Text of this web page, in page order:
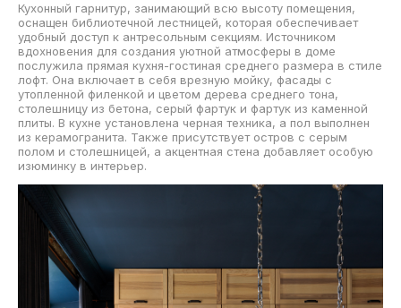
Кухонный гарнитур, занимающий всю высоту помещения,
оснащен библиотечной лестницей, которая обеспечивает
удобный доступ к антресольным секциям. Источником
вдохновения для создания уютной атмосферы в доме
послужила прямая кухня-гостиная среднего размера в стиле
лофт. Она включает в себя врезную мойку, фасады с
утопленной филенкой и цветом дерева среднего тона,
столешницу из бетона, серый фартук и фартук из каменной
плиты. В кухне установлена черная техника, а пол выполнен
из керамогранита. Также присутствует остров с серым
полом и столешницей, а акцентная стена добавляет особую
изюминку в интерьер.